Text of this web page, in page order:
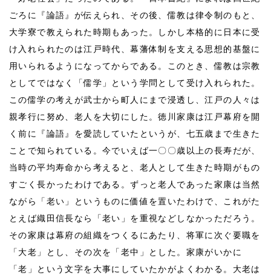
ごろに『論語』が伝えられ、その後、儒教は律令制のもと、
大学寮で教えられた時期もあった。しかし本格的に日本に受
け入れられたのは江戸時代、幕藩体制を支える思想的基盤に
用いられるようになってからである。このとき、儒教は宗教
としてではなく「儒学」という学問として受け入れられた。
この儒学の考えが武士から町人にまで浸透し、江戸の人々は
親孝行に努め、老人を大切にした。徳川家康は江戸幕府を開
く前に『論語』を愛読していたというが、七五歳まで生きた
ことで知られている。今でいえば一〇〇歳以上の長寿だが、
当時の平均寿命から考えると、老人として生きた時期がもの
すごく長かったわけである。ずっと老人であった家康は当然
ながら「老い」というものに価値を置いたわけで、これがた
とえば織田信長なら「老い」を重視などしなかっただろう。
その家康は幕府の組織をつくるにあたり、将軍に次ぐ要職を
「大老」とし、その次を「老中」とした。家康がいかに
「老」という文字を大事にしていたかがよくわかる。大老は